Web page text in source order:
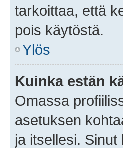
tarkoittaa, että
pois käytöstä.
Ylös
Kuinka estän
Omassa
asetuksen
ja itsellesi.